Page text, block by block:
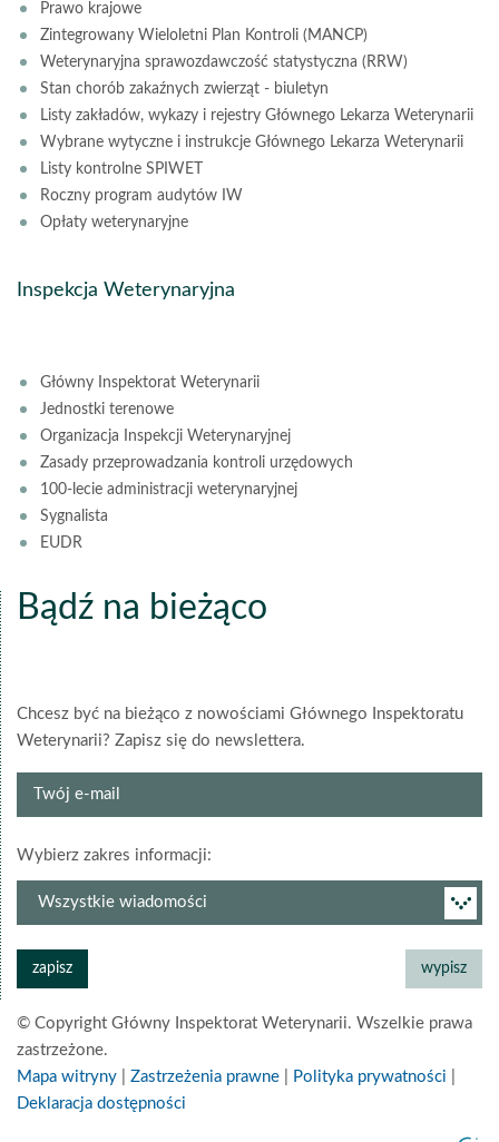
Prawo krajowe
Zintegrowany Wieloletni Plan Kontroli (MANCP)
Weterynaryjna sprawozdawczość statystyczna (RRW)
Stan chorób zakaźnych zwierząt - biuletyn
Listy zakładów, wykazy i rejestry Głównego Lekarza Weterynarii
Wybrane wytyczne i instrukcje Głównego Lekarza Weterynarii
Listy kontrolne SPIWET
Roczny program audytów IW
Opłaty weterynaryjne
Inspekcja Weterynaryjna
Główny Inspektorat Weterynarii
Jednostki terenowe
Organizacja Inspekcji Weterynaryjnej
Zasady przeprowadzania kontroli urzędowych
100-lecie administracji weterynaryjnej
Sygnalista
EUDR
Bądź na bieżąco
Chcesz być na bieżąco z nowościami Głównego Inspektoratu
Weterynarii? Zapisz się do newslettera.
Twój
Wybierz zakres informacji:
newslettera
© Copyright Główny Inspektorat Weterynarii. Wszelkie prawa
zastrzeżone.
Mapa witryny
Zastrzeżenia prawne Polityka prywatności
Deklaracja dostępności